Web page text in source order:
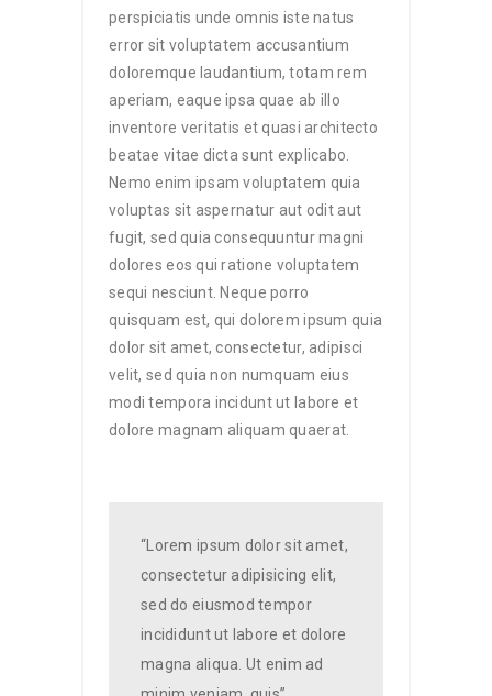
perspiciatis unde omnis iste natus
error sit voluptatem accusantium
doloremque laudantium, totam rem
aperiam, eaque ipsa quae ab illo
inventore veritatis et quasi architecto
beatae vitae dicta sunt explicabo.
Nemo enim ipsam voluptatem quia
voluptas sit aspernatur aut odit aut
fugit, sed quia consequuntur magni
dolores eos qui ratione voluptatem
sequi nesciunt. Neque porro
quisquam est, qui dolorem ipsum quia
dolor sit amet, consectetur, adipisci
velit, sed quia non numquam eius
modi tempora incidunt ut labore et
dolore magnam aliquam quaerat.
“Lorem ipsum dolor sit amet,
consectetur adipisicing elit,
sed do eiusmod tempor
incididunt ut labore et dolore
magna aliqua. Ut enim ad